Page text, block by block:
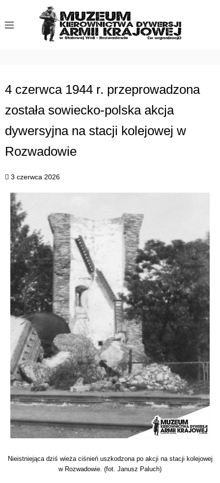
4 czerwca 1944 r. przeprowadzona
została sowiecko-polska akcja
dywersyjna na stacji kolejowej w
Rozwadowie
3 czerwca 2026
Nieistniejąca dziś wieża ciśnień uszkodzona po akcji na stacji kolejowej
w Rozwadowie. (fot. Janusz Paluch)